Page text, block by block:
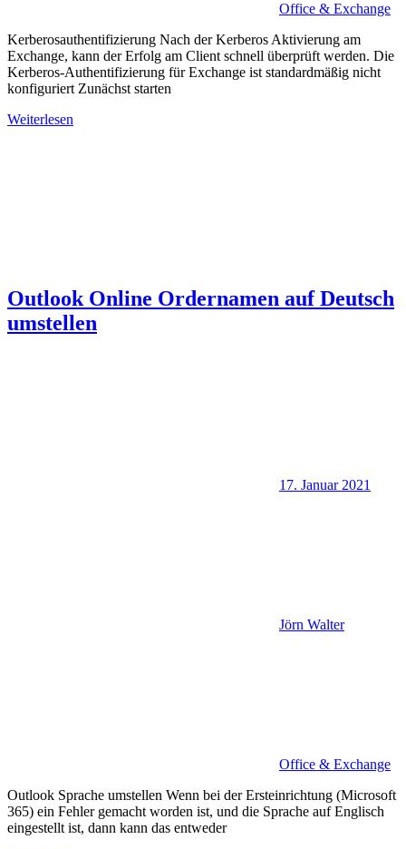
Office & Exchange
Kerberosauthentifizierung Nach der Kerberos Aktivierung am
Exchange, kann der Erfolg am Client schnell überprüft werden. Die
Kerberos-Authentifizierung für Exchange ist standardmäßig nicht
konfiguriert Zunächst starten
Weiterlesen
Outlook Online Ordernamen auf Deutsch
umstellen
17. Januar 2021
Jörn Walter
Office & Exchange
Outlook Sprache umstellen Wenn bei der Ersteinrichtung (Microsoft
365) ein Fehler gemacht worden ist, und die Sprache auf Englisch
eingestellt ist, dann kann das entweder